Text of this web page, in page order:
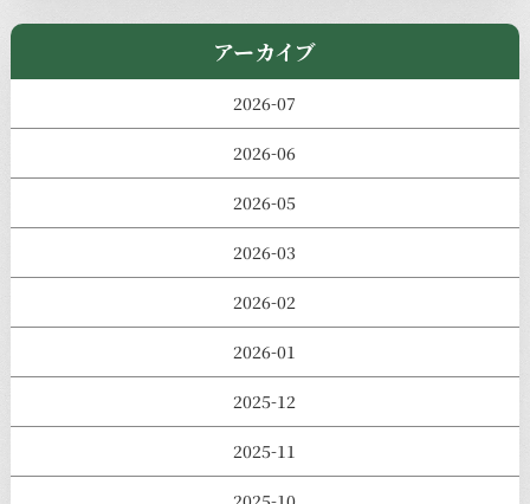
アーカイブ
2026-07
2026-06
2026-05
2026-03
2026-02
2026-01
2025-12
2025-11